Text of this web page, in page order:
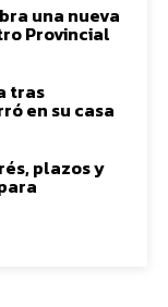
una nueva
Provincial
tras
en su casa
plazos y